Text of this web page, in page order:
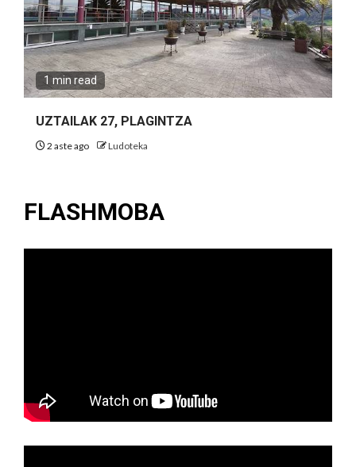
1 min read
UZTAILAK 27, PLAGINTZA
2 aste ago Ludoteka
FLASHMOBA